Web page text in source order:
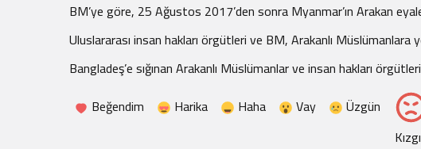
BM’ye göre, 25 Ağustos 2017’den sonra Myanmar’ın Arakan
Uluslararası insan hakları örgütleri ve BM, Arakanlı Müslümanlara
Bangladeş’e sığınan Arakanlı Müslümanlar ve insan hakları
Beğendim
Harika Haha Vay
Üzgün